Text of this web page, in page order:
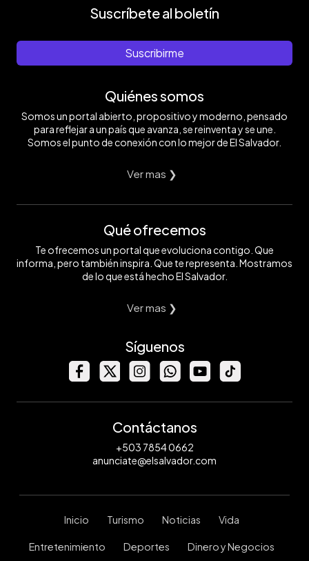
Suscríbete al boletín
Suscribirme
Quiénes somos
Somos un portal abierto, propositivo y moderno, pensado
para reflejar a un país que avanza, se reinventa y se une.
Somos el punto de conexión con lo mejor de El Salvador.
Ver mas ❯
Qué ofrecemos
Te ofrecemos un portal que evoluciona contigo. Que
informa, pero también inspira. Que te representa. Mostramos
de lo que está hecho El Salvador.
Ver mas ❯
Síguenos
Contáctanos
+503 7854 0662
anunciate@elsalvador.com
Inicio Turismo Noticias Vida
Entretenimiento Deportes Dinero y Negocios